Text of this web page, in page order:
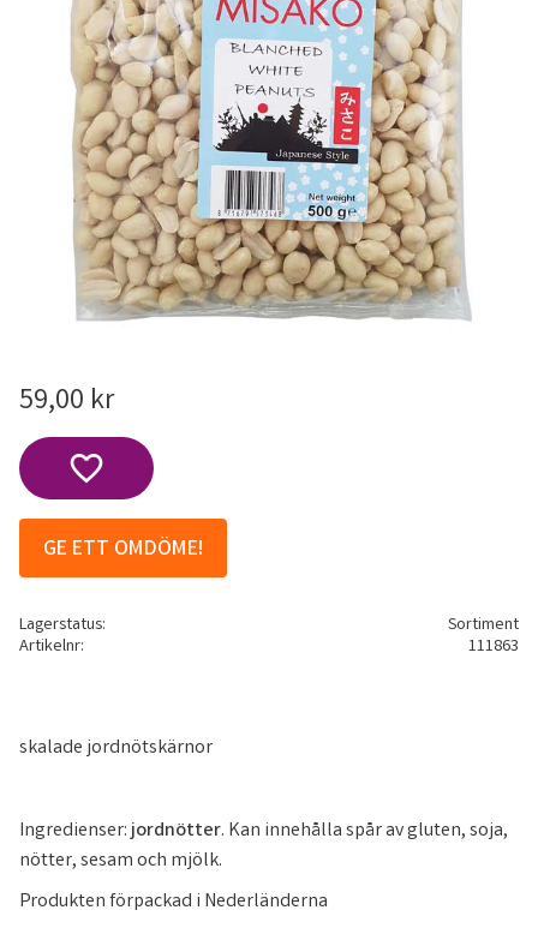
59,00 kr
Lägg till i favoriter
Lagerstatus
Sortiment
Artikelnr
111863
GE ETT OMDÖME!
skalade jordnötskärnor
Ingredienser:jordnötter. Kan innehålla spår av gluten, soja,
nötter, sesam och mjölk.
Produkten förpackad i Nederländerna